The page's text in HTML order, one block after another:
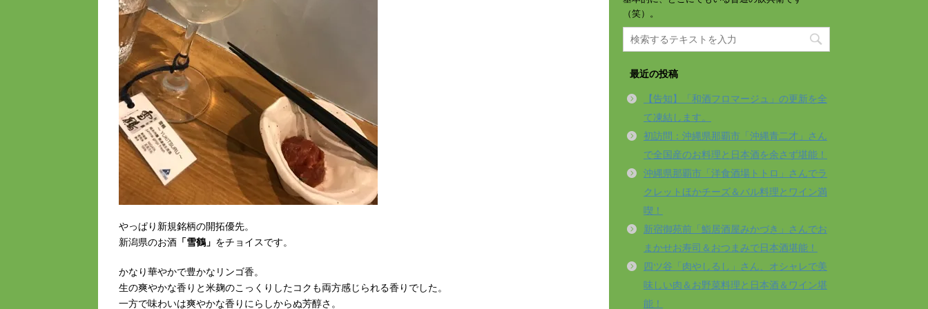
やっぱり新規銘柄の開拓優先。
新潟県のお酒 「雪鶴」 をチョイスです。
かなり華やかで豊かなリンゴ香。
生の爽やかな香りと米麹のこっくりしたコクも両方感じられる香りでした。
一方で味わいは爽やかな香りにらしからぬ芳醇さ。
（笑）。
最近の投稿
【告知】「和酒フロマージュ」の更新を全
て凍結します。
初訪問：沖縄県那覇市「沖縄青二才」さん
で全国産のお料理と日本酒を余さず堪能！
沖縄県那覇市「洋食酒場トトロ」さんでラ
クレットほかチーズ＆バル料理とワイン満
喫！
新宿御苑前「鮨居酒屋みかづき」さんでお
まかせお寿司＆おつまみで日本酒堪能！
四ツ谷「肉やしるし」さん、オシャレで美
味しい肉＆お野菜料理と日本酒＆ワイン堪
能！